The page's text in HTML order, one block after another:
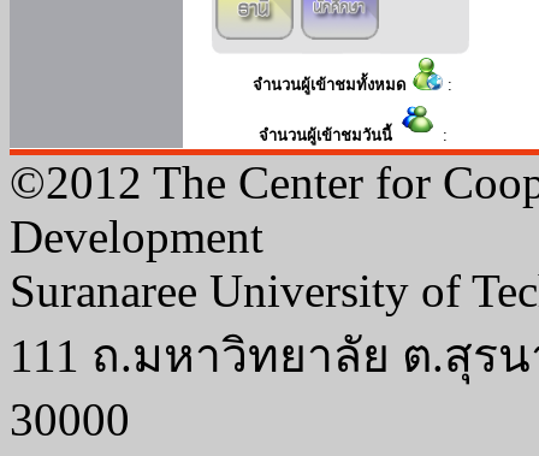
จำนวนผู้เข้าชมทั้งหมด :
จำนวนผู้เข้าชมวันนี้ :
©2012 The Center for
Development
Suranaree University of
111 ถ.มหาวิทยาลัย ต.สุร
30000